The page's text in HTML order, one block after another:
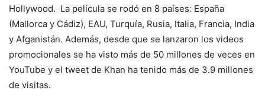
Hollywood. La película se rodó en 8 países: España
(Mallorca y Cádiz), EAU, Turquía, Rusia, Italia, Francia, India
y Afganistán. Además, desde que se lanzaron los videos
promocionales se ha visto más de 50 millones de veces en
YouTube y el tweet de Khan ha tenido más de 3.9 millones
de visitas.